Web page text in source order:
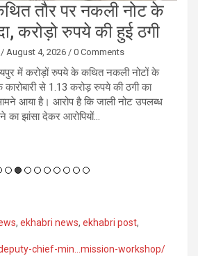
तौर पर नकली नोट के
करोड़ो रुपये की हुई ठगी
August 4, 2026/ 0 Comments
में करोड़ों रुपये के कथित नकली नोटों के
से 1.13 करोड़ रुपये की ठगी का
आया है। आरोप है कि जाली नोट उपलब्ध
का झांसा देकर आरोपियों...
, ekhabri news, ekhabri post,
chief-min…mission-workshop/